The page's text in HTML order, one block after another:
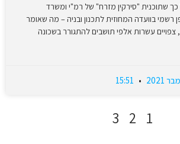
שתוכנית "סירקין מזרח" של רמ"י ומשרד
רשמי בוועדה המחוזית לתכנון ובניה – מה שאומר
צפויים עשרות אלפי תושבים להתגורר בשכונה
1
2
3